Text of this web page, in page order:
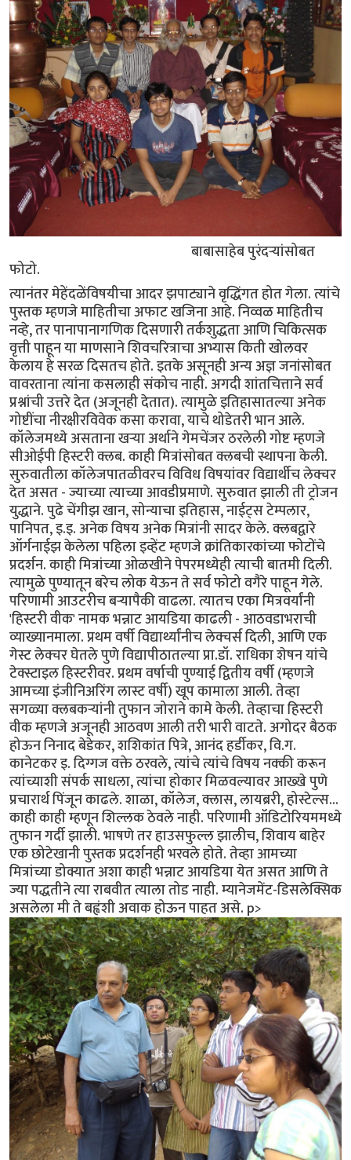
बाबासाहेब पुरंदर्‍यांसोबत
फोटो.
त्यानंतर मेहेंदळेंविषयीचा आदर झपाट्याने वृद्धिंगत होत गेला. त्यांचे
पुस्तक म्हणजे माहितीचा अफाट खजिना आहे. निव्वळ माहितीच
नव्हे, तर पानापानागणिक दिसणारी तर्कशुद्धता आणि चिकित्सक
वृत्ती पाहून या माणसाने शिवचरित्राचा अभ्यास किती खोलवर
केलाय हे सरळ दिसतच होते. इतके असूनही अन्य अज्ञ जनांसोबत
वावरताना त्यांना कसलाही संकोच नाही. अगदी शांतचित्ताने सर्व
प्रश्नांची उत्तरे देत (अजूनही देतात). त्यामुळे इतिहासातल्या अनेक
गोष्टींचा नीरक्षीरविवेक कसा करावा, याचे थोडेतरी भान आले.
कॉलेजमध्ये असताना खर्‍या अर्थाने गेमचेंजर ठरलेली गोष्ट म्हणजे
सीओईपी हिस्टरी क्लब. काही मित्रांसोबत क्लबची स्थापना केली.
सुरुवातीला कॉलेजपातळीवरच विविध विषयांवर विद्यार्थीच लेक्चर
देत असत - ज्याच्या त्याच्या आवडीप्रमाणे. सुरुवात झाली ती ट्रोजन
युद्धाने. पुढे चेंगीझ खान, सोन्याचा इतिहास, नाईट्स टेम्पलार,
पानिपत, इ.इ. अनेक विषय अनेक मित्रांनी सादर केले. क्लबद्वारे
ऑर्गनाईझ केलेला पहिला इव्हेंट म्हणजे क्रांतिकारकांच्या फोटोंचे
प्रदर्शन. काही मित्रांच्या ओळखीने पेपरमध्येही त्याची बातमी दिली.
त्यामुळे पुण्यातून बरेच लोक येऊन ते सर्व फोटो वगैरे पाहून गेले.
परिणामी आउटरीच बर्‍यापैकी वाढला. त्यातच एका मित्रवर्यांनी
'हिस्टरी वीक' नामक भन्नाट आयडिया काढली - आठवडाभराची
व्याख्यानमाला. प्रथम वर्षी विद्यार्थ्यांनीच लेक्चर्स दिली, आणि एक
गेस्ट लेक्चर घेतले पुणे विद्यापीठातल्या प्रा.डॉ. राधिका शेषन यांचे
टेक्स्टाइल हिस्टरीवर. प्रथम वर्षाची पुण्याई द्वितीय वर्षी (म्हणजे
आमच्या इंजीनिअरिंग लास्ट वर्षी) खूप कामाला आली. तेव्हा
सगळ्या क्लबकर्‍यांनी तुफान जोराने कामे केली. तेव्हाचा हिस्टरी
वीक म्हणजे अजूनही आठवण आली तरी भारी वाटते. अगोदर बैठक
होऊन निनाद बेडेकर, शशिकांत पित्रे, आनंद हर्डीकर, वि.ग.
कानेटकर इ. दिग्गज वक्ते ठरवले, त्यांचे त्यांचे विषय नक्की करून
त्यांच्याशी संपर्क साधला, त्यांचा होकार मिळवल्यावर आख्खे पुणे
प्रचारार्थ पिंजून काढले. शाळा, कॉलेज, क्लास, लायब्ररी, होस्टेल्स...
काही काही म्हणून शिल्लक ठेवले नाही. परिणामी ऑडिटोरियममध्ये
तुफान गर्दी झाली. भाषणे तर हाउसफुल्ल झालीच, शिवाय बाहेर
एक छोटेखानी पुस्तक प्रदर्शनही भरवले होते. तेव्हा आमच्या
मित्रांच्या डोक्यात अशा काही भन्नाट आयडिया येत असत आणि ते
ज्या पद्धतीने त्या राबवीत त्याला तोड नाही. म्यानेजमेंट-डिसलेक्सिक
असलेला मी ते बह्वंशी अवाक होऊन पाहत असे. p>